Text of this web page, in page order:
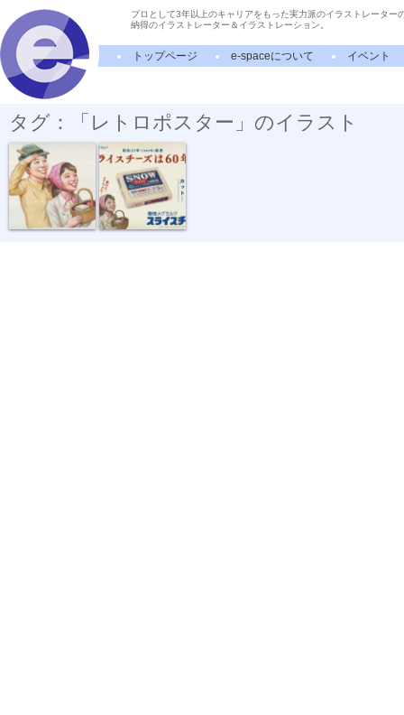
プロとして3年以上のキャリアをもった実力派のイラストレーター
納得のイラストレーター＆イラストレーション。
トップページ e-spaceについて イベント
タグ：「レトロポスター」のイラスト
雪印スライス... 雪印スライス...